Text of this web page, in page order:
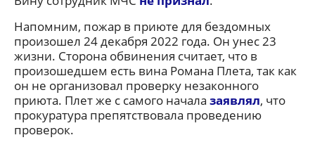
Напомним, пожар в приюте для бездомных
произошел 24 декабря 2022 года. Он унес 23
жизни. Сторона обвинения считает, что в
произошедшем есть вина Романа Плета, так как
он не организовал проверку незаконного
приюта. Плет же с самого начала заявлял, что
прокуратура препятствовала проведению
проверок.